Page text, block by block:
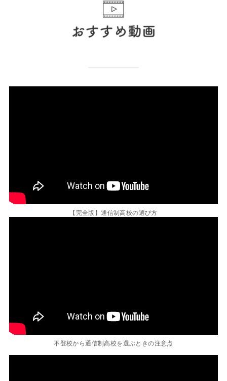
【完全版】通信制高校の選び方
不登校から通信制高校を選ぶときの注意点